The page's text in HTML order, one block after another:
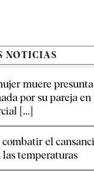
NOTICIAS
muere
por su pareja
[...]
combatir el
las temperaturas